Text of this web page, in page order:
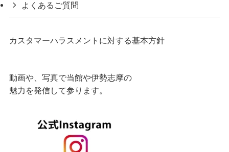
よくあるご質問
カスタマーハラスメントに対する基本方針
動画や、写真で当館や伊勢志摩の
魅力を発信して参ります。